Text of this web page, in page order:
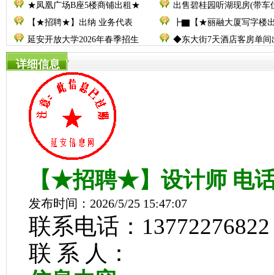
★凤凰广场B座5楼商铺出租★
出售碧桂园听湖现房(带车
【★招聘★】出纳 业务代表
┣▇【★丽融大厦写字楼
延安开放大学2026年春季招生
◆东大街7天酒店客房单间
详细信息
【★招聘★】设计师 电
发布时间：2026/5/25 15:47:07
联系电话：13772276822
联 系 人：